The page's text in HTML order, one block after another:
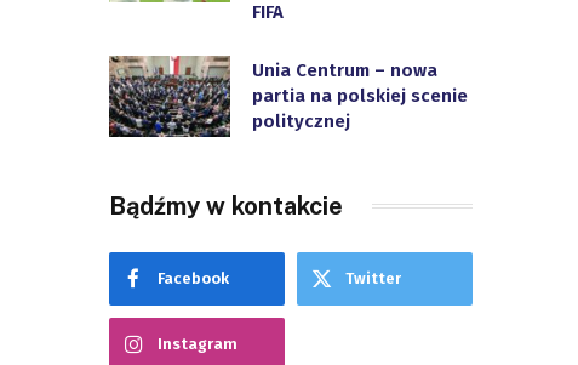
FIFA
Unia Centrum – nowa
partia na polskiej scenie
politycznej
Bądźmy w kontakcie
Facebook Twitter
Instagram